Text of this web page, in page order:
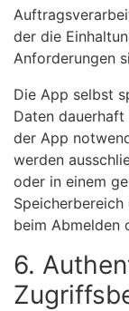
der die
Anforderungen
Die App selbst
Daten dauerhaft
der App
werden
oder in einem
beim Abmelden
6.